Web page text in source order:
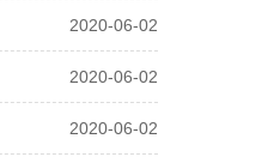
2020-06-02
2020-06-02
2020-06-02